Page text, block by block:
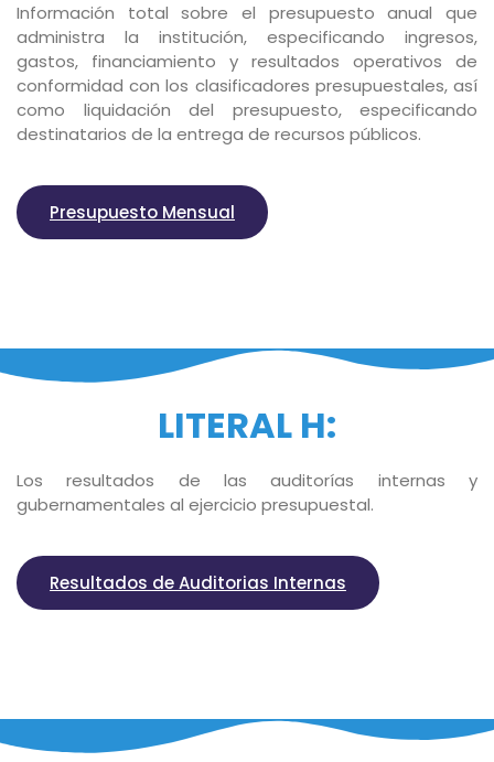
Información total sobre el presupuesto anual que
administra la institución, especificando ingresos,
gastos, financiamiento y resultados operativos de
conformidad con los clasificadores presupuestales, así
como liquidación del presupuesto, especificando
destinatarios de la entrega de recursos públicos.
Presupuesto Mensual
LITERAL H:
Los resultados de las auditorías internas y
gubernamentales al ejercicio presupuestal.
Resultados de Auditorias Internas